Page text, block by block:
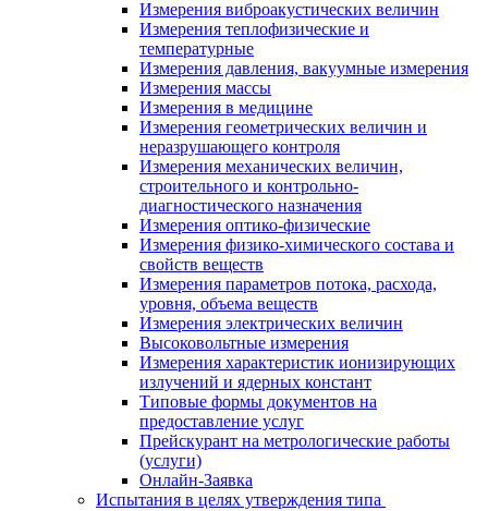
Измерения виброакустических величин
Измерения теплофизические и
температурные
Измерения давления, вакуумные измерения
Измерения массы
Измерения в медицине
Измерения геометрических величин и
неразрушающего контроля
Измерения механических величин,
строительного и контрольно-
диагностического назначения
Измерения оптико-физические
Измерения физико-химического состава и
свойств веществ
Измерения параметров потока, расхода,
уровня, объема веществ
Измерения электрических величин
Высоковольтные измерения
Измерения характеристик ионизирующих
излучений и ядерных констант
Типовые формы документов на
предоставление услуг
Прейскурант на метрологические работы
(услуги)
Онлайн-Заявка
Испытания в целях утверждения типа